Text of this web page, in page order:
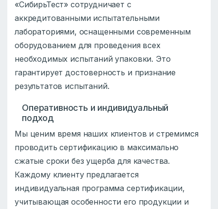
«СибирьТест» сотрудничает с
аккредитованными испытательными
лабораториями, оснащенными современным
оборудованием для проведения всех
необходимых испытаний упаковки. Это
гарантирует достоверность и признание
результатов испытаний.
Оперативность и индивидуальный
подход
Мы ценим время наших клиентов и стремимся
проводить сертификацию в максимально
сжатые сроки без ущерба для качества.
Каждому клиенту предлагается
индивидуальная программа сертификации,
учитывающая особенности его продукции и